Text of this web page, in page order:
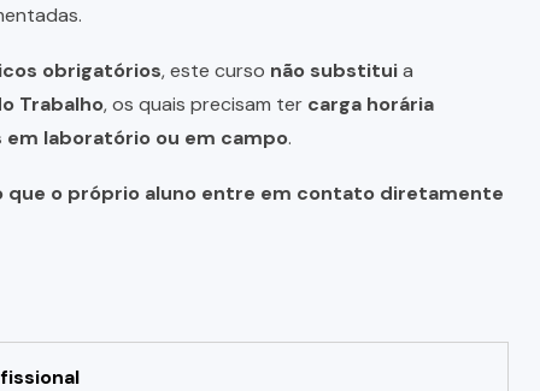
obrigatórios, este curso não substituia
Trabalho, os quais precisam ter carga horária
laboratório ou em campo.
que o próprio aluno entre em contato diretamente